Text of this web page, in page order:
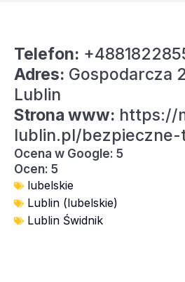
Telefon:
Adres: Gospodarcza
Lublin
Strona www: https://
lublin.pl/bezpieczne-
Ocena w Google: 5
Ocen: 5
lubelskie
Lublin (lubelskie)
Lublin Świdnik